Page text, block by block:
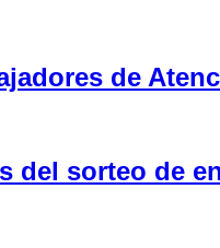
de
del sorteo de